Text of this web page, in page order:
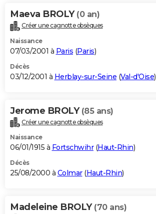
Maeva BROLY (0 an)
Créer une cagnotte obsèques
Naissance
07/03/2001 à Paris (Paris)
Décès
03/12/2001 à Herblay-sur-Seine (Val-d'Oise)
Jerome BROLY (85 ans)
Créer une cagnotte obsèques
Naissance
06/01/1915 à Fortschwihr(Haut-Rhin)
Décès
25/08/2000 à Colmar(Haut-Rhin)
Madeleine BROLY (70 ans)